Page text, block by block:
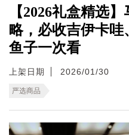
【2026礼盒精选
略，必收吉伊卡
鱼子一次看
上架日期 2026/01/30
严选商品